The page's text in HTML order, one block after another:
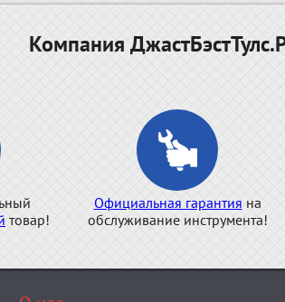
Компания
товар!
Официальная гарантия на
обслуживание инструмента!